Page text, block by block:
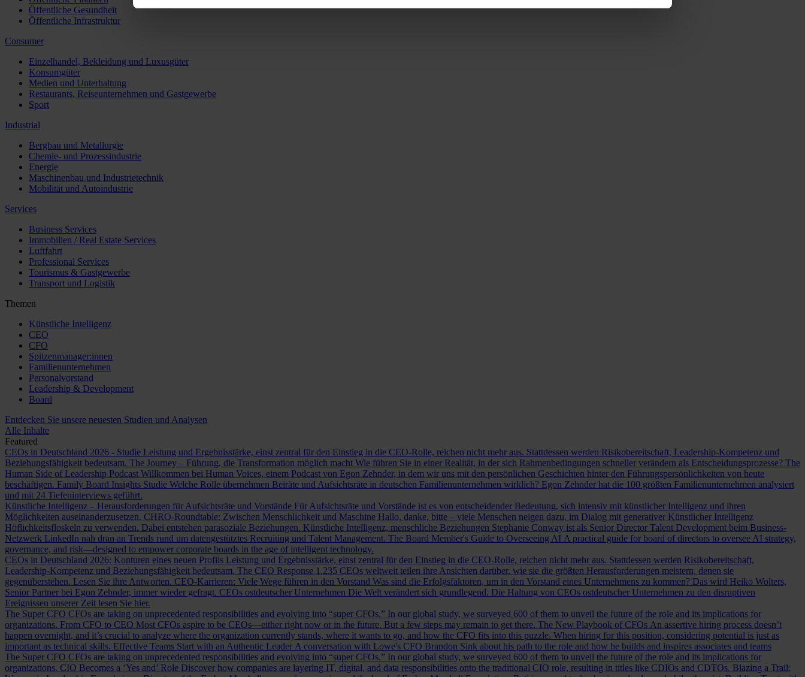
Öffentliche Gesundheit
Öffentliche Infrastruktur
Consumer
Einzelhandel, Bekleidung und Luxusgüter
Konsumgüter
Medien und Unterhaltung
Restaurants, Reiseunternehmen und Gastgewerbe
Sport
Industrial
Bergbau und Metallurgie
Chemie- und Prozessindustrie
Energie
Maschinenbau und Industrietechnik
Mobilität und Autoindustrie
Services
Business Services
Immobilien / Real Estate Services
Luftfahrt
Professional Services
Tourismus & Gastgewerbe
Transport und Logistik
Themen
Künstliche Intelligenz
CEO
CFO
Spitzenmanager:innen
Familienunternehmen
Personalvorstand
Leadership & Development
Board
Entdecken Sie unsere neuesten Studien und Analysen
Alle Inhalte
Featured
CEOs in Deutschland 2026 - Studie Leistung und Ergebnisstärke, einst zentral für den Einstieg in die CEO-Rolle, reichen nicht mehr aus. Stattdessen werden Risikobereitschaft, Leadership-Kompetenz und
Beziehungsfähigkeit bedeutsam. The Journey – Führung, die Transformation möglich macht Wie führen Sie in einer Realität, in der sich Rahmenbedingungen schneller verändern als Entscheidungsprozesse? The
Human Side of Leadership Podcast Willkommen bei Human Voices, einem Podcast von Egon Zehnder, in dem wir uns mit den persönlichen Geschichten hinter den Führungspersönlichkeiten von heute
beschäftigen. Family Board Insights Studie Welche Rolle übernehmen Beiräte und Aufsichtsräte in deutschen Familienunternehmen wirklich? Egon Zehnder hat die 100 größten Familienunternehmen analysiert
und mit 24 Tiefeninterviews geführt.
Künstliche Intelligenz – Herausforderungen für Aufsichtsräte und Vorstände Für Aufsichtsräte und Vorstände ist es von entscheidender Bedeutung, sich intensiv mit künstlicher Intelligenz und ihren
Möglichkeiten auseinanderzusetzen. CHRO-Roundtable: Zwischen Menschlichkeit und Maschine Hallo, danke, bitte – viele Menschen neigen dazu, im Dialog mit generativer Künstlicher Intelligenz
Höflichkeitsfloskeln zu verwenden. Dabei entstehen parasoziale Beziehungen. Künstliche Intelligenz, menschliche Beziehungen Stephanie Conway ist als Senior Director Talent Development beim Business-
Netzwerk LinkedIn nah dran an Trends rund um datengestütztes Recruiting und Talent Management. The Board Member's Guide to Overseeing AI A practical guide for board of directors to oversee AI strategy,
governance, and risk—designed to empower corporate boards in the age of intelligent technology.
CEOs in Deutschland 2026: Konturen eines neuen Profils Leistung und Ergebnisstärke, einst zentral für den Einstieg in die CEO-Rolle, reichen nicht mehr aus. Stattdessen werden Risikobereitschaft,
Leadership-Kompetenz und Beziehungsfähigkeit bedeutsam. The CEO Response 1.235 CEOs weltweit teilen ihre Ansichten darüber, wie sie die größten Herausforderungen meistern, denen sie
gegenüberstehen. Lesen Sie ihre Antworten. CEO-Karrieren: Viele Wege führen in den Vorstand Was sind die Erfolgsfaktoren, um in den Vorstand eines Unternehmens zu kommen? Das wird Heiko Wolters,
Senior Partner bei Egon Zehnder, immer wieder gefragt. CEOs ostdeutscher Unternehmen Die Welt verändert sich grundlegend. Die Haltung von CEOs ostdeutscher Unternehmen zu den disruptiven
Ereignissen unserer Zeit lesen Sie hier.
The Super CFO CFOs are taking on unprecedented responsibilities and evolving into “super CFOs.” In our global study, we surveyed 600 of them to unveil the future of the role and its implications for
organizations. From CFO to CEO Most CFOs aspire to be CEOs—either right now or in the future. But a few steps may remain to get there. The New Playbook of CFOs An assertive hiring process doesn’t
happen overnight, and it’s crucial to analyze where the organization currently stands, where it wants to go, and how the CFO fits into this puzzle. When hiring for this position, considering potential is just as
important as technical skills. Effective Teams Start with an Authentic Leader A conversation with Lowe's CFO Brandon Sink about his path to the role and how he builds and inspires associates and teams
The Super CFO CFOs are taking on unprecedented responsibilities and evolving into “super CFOs.” In our global study, we surveyed 600 of them to unveil the future of the role and its implications for
organizations. CIO Becomes a ‘Yes and’ Role Discover how companies are layering IT, digital, and data responsibilities onto the traditional CIO role, resulting in titles like CDIOs and CDTOs. Blazing a Trail: